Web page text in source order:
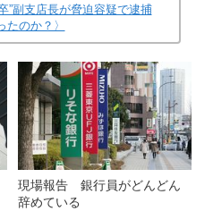
”副支店長が脅迫容疑で逮捕
たのか？〉
現場報告 銀行員がどんどん
辞めている